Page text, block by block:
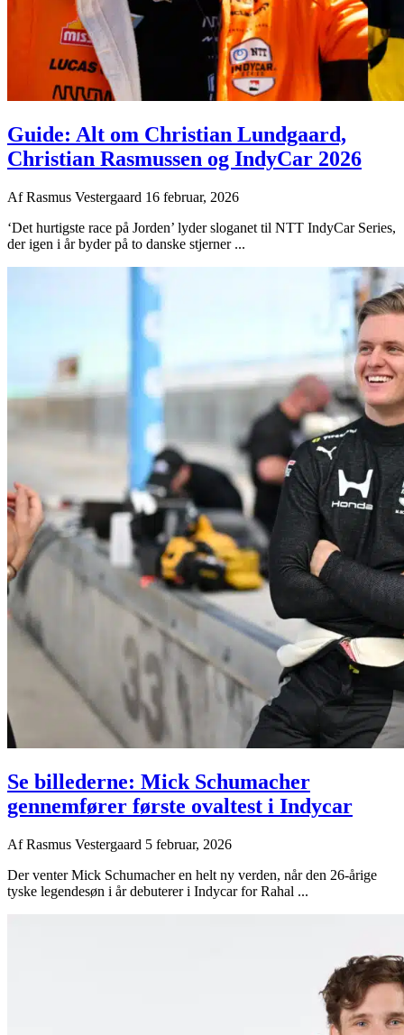
Guide: Alt om Christian Lundgaard,
Christian Rasmussen og IndyCar 2026
AfRasmus Vestergaard 16 februar, 2026
‘Det hurtigste race på Jorden’ lyder sloganet til NTT IndyCar Series,
der igen i år byder på to danske stjerner ...
Se billederne: Mick Schumacher
gennemfører første ovaltest i Indycar
AfRasmus Vestergaard 5 februar, 2026
Der venter Mick Schumacher en helt ny verden, når den 26-årige
tyske legendesøn i år debuterer i Indycar for Rahal ...